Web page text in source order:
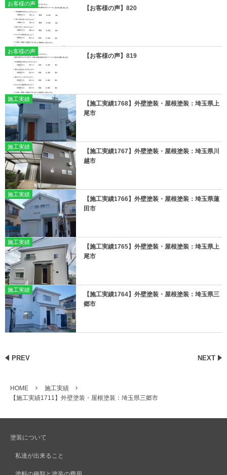
お客様の声
【お客様の声】820
お客様の声
【お客様の声】819
施工実績
【施工実績1768】外壁塗装・屋根塗装：埼玉県上
尾市
施工実績
【施工実績1767】外壁塗装・屋根塗装：埼玉県川
越市
施工実績
【施工実績1766】外壁塗装・屋根塗装：埼玉県蓮
田市
施工実績
【施工実績1765】外壁塗装・屋根塗装：埼玉県上
尾市
施工実績
【施工実績1764】外壁塗装・屋根塗装：埼玉県三
郷市
PREV NEXT
HOME
施工実績
【施工実績1711】外壁塗装・屋根塗装：埼玉県三郷市
塗装について
私達が出来ること